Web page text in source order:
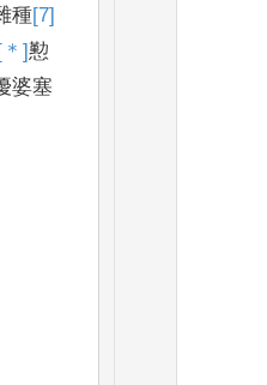
種[7]
]懃
婆塞